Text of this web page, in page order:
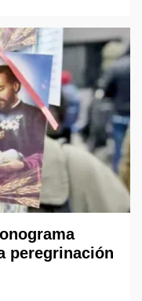
peregrinación